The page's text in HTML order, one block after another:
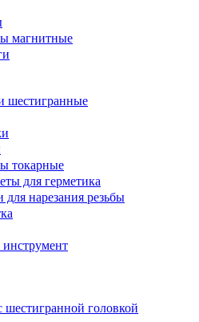
магнитные
шестигранные
токарные
для герметика
нарезания резьбы
шестигранной головкой